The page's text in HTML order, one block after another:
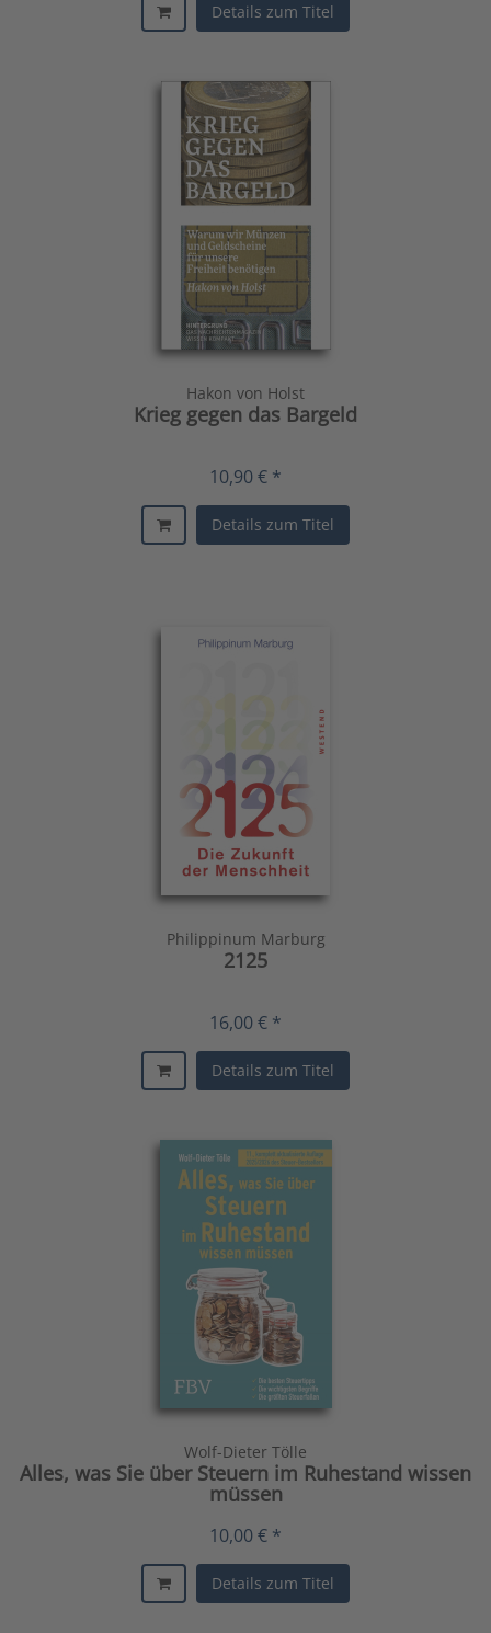
Details zum Titel
Hakon von Holst
Krieg gegen das Bargeld
10,90 € *
Details zum Titel
Philippinum Marburg
2125
16,00 € *
Details zum Titel
Wolf-Dieter Tölle
Alles, was Sie über Steuern im Ruhestand wissen
müssen
10,00 € *
Details zum Titel